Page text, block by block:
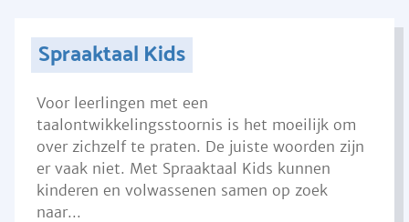
Spraaktaal Kids
Voor leerlingen met een
taalontwikkelingsstoornis is het moeilijk om
over zichzelf te praten. De juiste woorden zijn
er vaak niet. Met Spraaktaal Kids kunnen
kinderen en volwassenen samen op zoek
naar...